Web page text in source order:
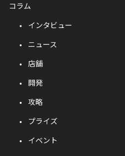
コラム
インタビュー
ニュース
店舗
開発
攻略
プライズ
イベント